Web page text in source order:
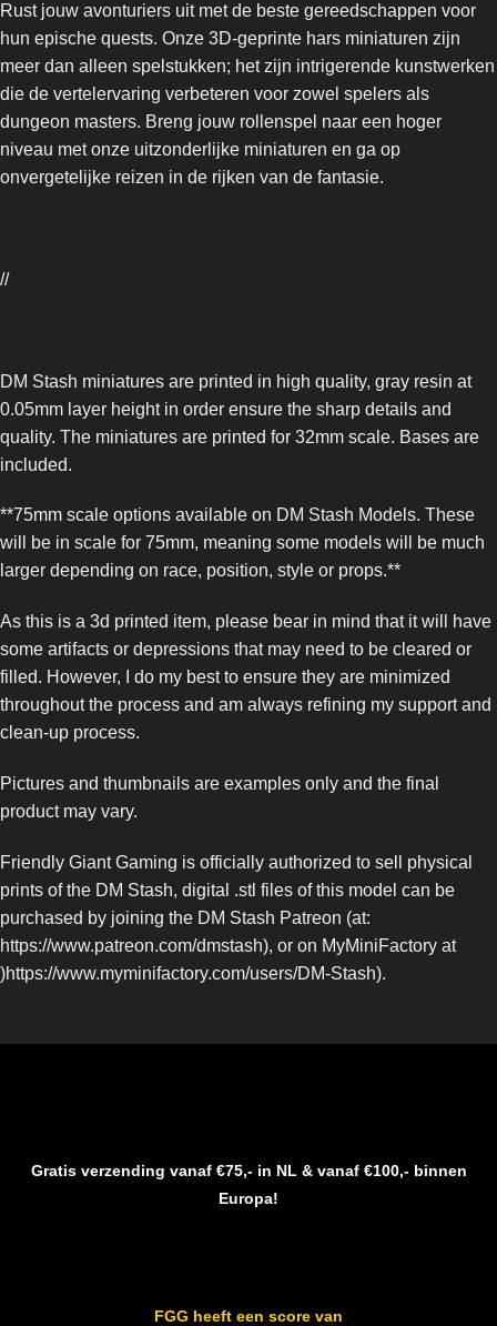
Rust jouw avonturiers uit met de beste gereedschappen voor
hun epische quests. Onze 3D-geprinte hars miniaturen zijn
meer dan alleen spelstukken; het zijn intrigerende kunstwerken
die de vertelervaring verbeteren voor zowel spelers als
dungeon masters. Breng jouw rollenspel naar een hoger
niveau met onze uitzonderlijke miniaturen en ga op
onvergetelijke reizen in de rijken van de fantasie.
//
DM Stash miniatures are printed in high quality, gray resin at
0.05mm layer height in order ensure the sharp details and
quality. The miniatures are printed for 32mm scale. Bases are
included.
**75mm scale options available on DM Stash Models. These
will be in scale for 75mm, meaning some models will be much
larger depending on race, position, style or props.**
As this is a 3d printed item, please bear in mind that it will have
some artifacts or depressions that may need to be cleared or
filled. However, I do my best to ensure they are minimized
throughout the process and am always refining my support and
clean-up process.
Pictures and thumbnails are examples only and the final
product may vary.
Friendly Giant Gaming is officially authorized to sell physical
prints of the DM Stash, digital .stl files of this model can be
purchased by joining the DM Stash Patreon (at:
https://www.patreon.com/dmstash), or on MyMiniFactory at
)https://www.myminifactory.com/users/DM-Stash).
Gratis verzending vanaf €75,- in NL & vanaf €100,- binnen
Europa!
FGG heeft een score van